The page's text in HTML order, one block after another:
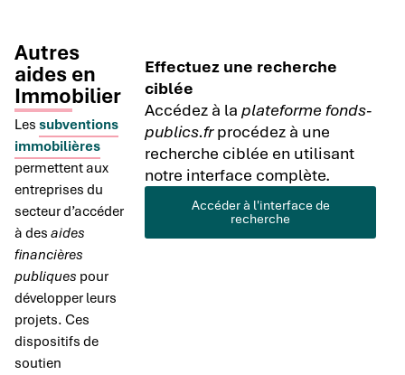
Autres
aides en
Immobilier
Les subventions
immobilières
permettent aux
entreprises du
secteur d’accéder
à des aides
financières
publiques pour
développer leurs
projets. Ces
dispositifs de
soutien
Effectuez une recherche
ciblée
Accédez à laplateforme fonds-
publics.frprocédez à une
recherche ciblée en utilisant
notre interface complète.
Accéder à l'interface de
recherche